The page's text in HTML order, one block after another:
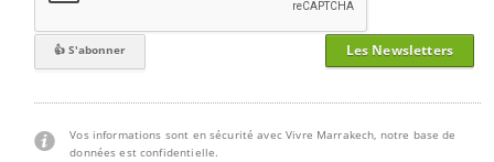
Les Newsletters
Vos informations sont en sécurité avec Vivre Marrakech, notre base de
données est confidentielle.